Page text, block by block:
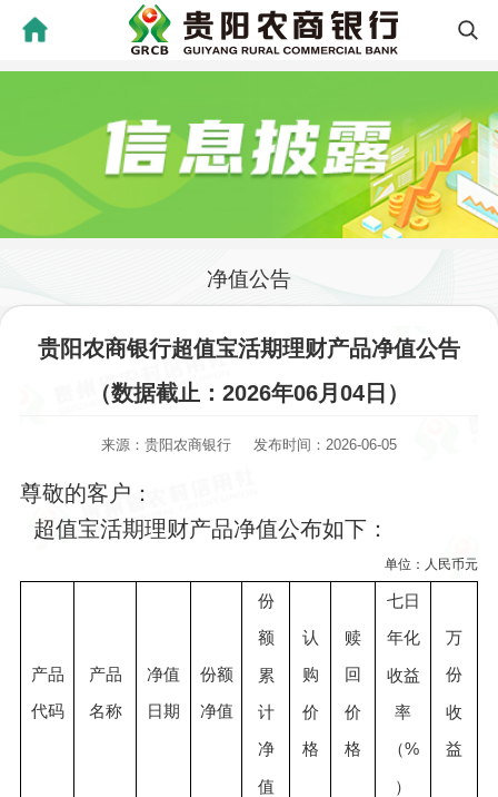
净值公告
贵阳农商银行超值宝活期理财产品净值公告
（数据截止：2026年06月04日）
来源：贵阳农商银行 发布时间：2026-06-05
尊敬的客户：
超值宝活期理财产品净值公布如下：
单位：人民币元
产品
代码
产品
名称
净值
日期
份额
净值
份
额
累
计
净
值
认
购
价
格
赎
回
价
格
七日
年化
收益
率
（%
）
万
份
收
益